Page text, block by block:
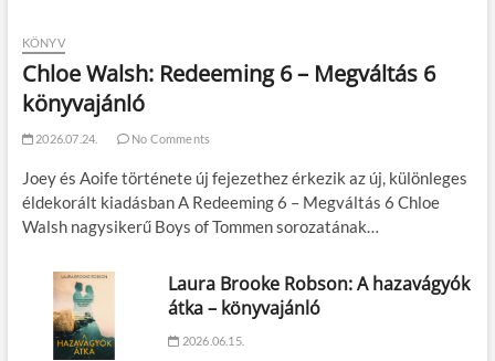
KÖNYV
Chloe Walsh: Redeeming 6 – Megváltás 6
könyvajánló
2026.07.24. No Comments
Joey és Aoife története új fejezethez érkezik az új, különleges
éldekorált kiadásban A Redeeming 6 – Megváltás 6 Chloe
Walsh nagysikerű Boys of Tommen sorozatának…
Laura Brooke Robson: A hazavágyók
átka – könyvajánló
2026.06.15.